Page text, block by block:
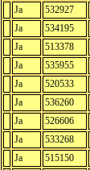
Ja
532927
Ja
534195
Ja
513378
Ja
535955
Ja
520533
Ja
536260
Ja
526606
Ja
533268
Ja
515150